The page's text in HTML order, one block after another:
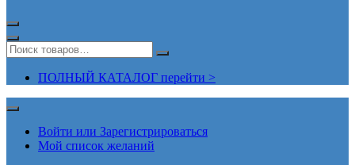
ПОЛНЫЙ КАТАЛОГ перейти >
Войти или Зарегистрироваться
Мой список желаний